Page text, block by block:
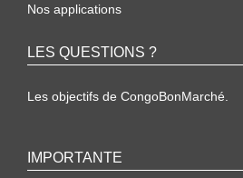
Nos applications
LES QUESTIONS ?
Les objectifs de CongoBonMarché.
IMPORTANTE